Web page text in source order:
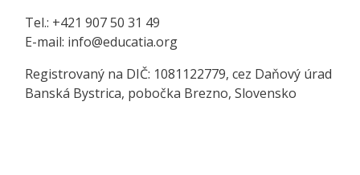
Tel.: +421 907 50 31 49
E-mail: info@educatia.org
Registrovaný na DIČ: 1081122779, cez Daňový úrad
Banská Bystrica, pobočka Brezno, Slovensko